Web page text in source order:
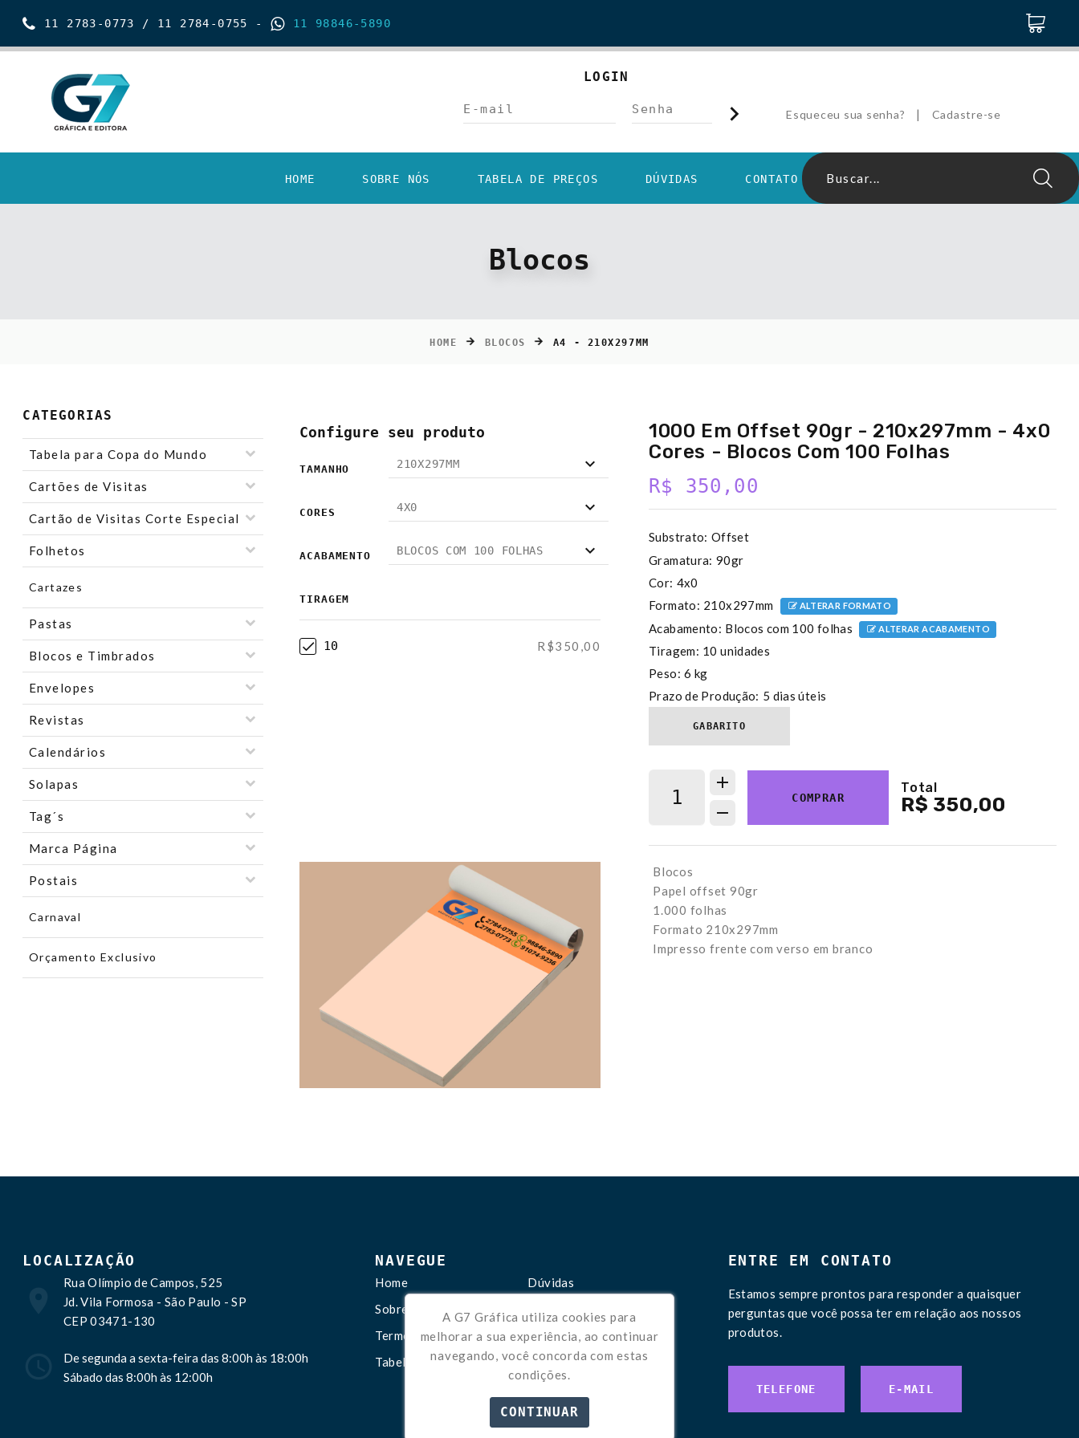
11 2783-0773 / 11 2784-0755 - 11 98846-5890
LOGIN
Esqueceu sua senha? | Cadastre-se
Buscar...
HOME SOBRE NÓS TABELA DE PREÇOS DÚVIDAS CONTATO
Blocos
HOME BLOCOS A4 - 210X297MM
CATEGORIAS
Tabela para Copa do Mundo
Cartões de Visitas
Cartão de Visitas Corte Especial
Folhetos
Cartazes
Pastas
Blocos e Timbrados
Envelopes
Revistas
Calendários
Solapas
Tag´s
Marca Página
Postais
Carnaval
Orçamento Exclusivo
Configure seu produto
TAMANHO 210X297MM
CORES 4X0
ACABAMENTO BLOCOS COM 100 FOLHAS
TIRAGEM
10 R$350,00
1000 Em Offset 90gr - 210x297mm - 4x0
Cores - Blocos Com 100 Folhas
R$ 350,00
Substrato: Offset
Gramatura: 90gr
Cor: 4x0
Formato: 210x297mm ALTERAR FORMATO
Acabamento: Blocos com 100 folhas ALTERAR ACABAMENTO
Tiragem: 10 unidades
Peso: 6 kg
Prazo de Produção: 5 dias úteis
GABARITO
COMPRAR
Total
R$ 350,00
Blocos
Papel offset 90gr
1.000 folhas
Formato 210x297mm
Impresso frente com verso em branco
LOCALIZAÇÃO
Rua Olímpio de Campos, 525
Jd. Vila Formosa - São Paulo - SP
CEP 03471-130
De segunda a sexta-feira das 8:00h às 18:00h
Sábado das 8:00h às 12:00h
NAVEGUE
Home
Sobre Nós
Termos de Uso
Tabela de Preços
Dúvidas
Trabalhe Conosco
ENTRE EM CONTATO
Estamos sempre prontos para responder a quaisquer
perguntas que você possa ter em relação aos nossos
produtos.
TELEFONE E-MAIL
A G7 Gráfica utiliza cookies para
melhorar a sua experiência, ao continuar
navegando, você concorda com estas
condições.
CONTINUAR